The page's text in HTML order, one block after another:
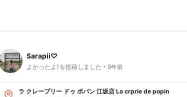
Sarapii♡
よかったよ！を投稿しました 9年前
ラ クレープリー ドゥ ポパン 江坂店 La crprie de popin